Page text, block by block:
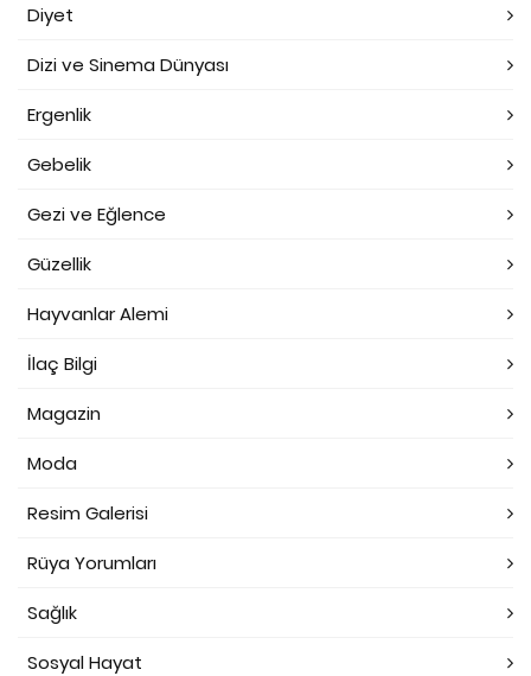
Diyet
Dizi ve Sinema Dünyası
Ergenlik
Gebelik
Gezi ve Eğlence
Güzellik
Hayvanlar Alemi
İlaç Bilgi
Magazin
Moda
Resim Galerisi
Rüya Yorumları
Sağlık
Sosyal Hayat